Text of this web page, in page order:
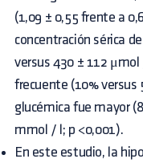
(1,09 ± 0,55 frente a
concentración sérica
versus 430 ± 112
frecuente (10% versus
glucémica fue mayor
mmol / l; p <0,001).
En este estudio, la